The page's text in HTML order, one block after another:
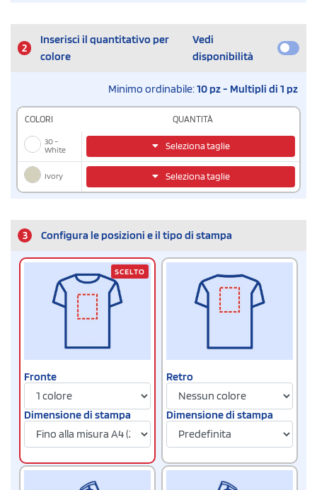
2
Inserisci il quantitativo per
colore
Vedi
disponibilità
Minimo ordinabile:10 pz - Multipli di 1 pz
COLORI QUANTITÀ
30 -
White
Seleziona taglie
Ivory Seleziona taglie
3 Configura le posizioni e il tipo di stampa
Fronte
Dimensione di stampa
SCELTO
Retro
Dimensione di stampa